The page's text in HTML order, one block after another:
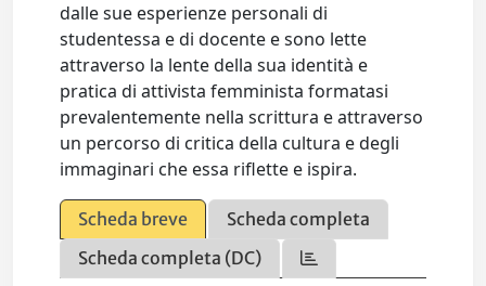
dalle sue esperienze personali di
studentessa e di docente e sono lette
attraverso la lente della sua identità e
pratica di attivista femminista formatasi
prevalentemente nella scrittura e attraverso
un percorso di critica della cultura e degli
immaginari che essa riflette e ispira.
Scheda breve
Scheda completa
Scheda completa (DC)